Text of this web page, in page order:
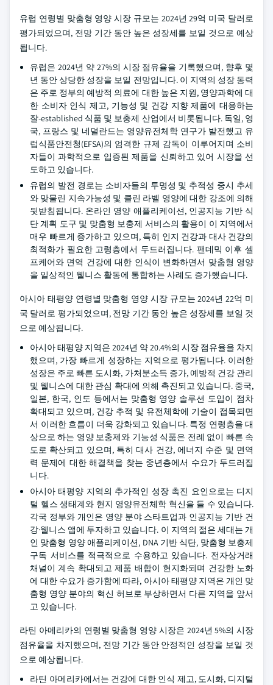
유럽 연령별 맞춤형 영양 시장 규모는 2024년 29억 미국 달러로
평가되었으며, 전망 기간 동안 높은 성장세를 보일 것으로 예상
됩니다.
유럽은 2024년 약 27%의 시장 점유율을 기록했으며, 향후 몇
년 동안 상당한 성장을 보일 전망입니다. 이 지역의 성장 동력
은 주로 정부의 예방적 의료에 대한 높은 지원, 영양과학에 대
한 소비자 인식 제고, 기능성 및 건강 지향 제품에 대응하는
잘-established 식품 및 보충제 산업에서 비롯됩니다. 독일, 영
국, 프랑스 및 네덜란드는 영양유전체학 연구가 발전했고 유
럽식품안전청(EFSA)의 엄격한 규제 감독이 이루어지며 소비
자들이 과학적으로 입증된 제품을 신뢰하고 있어 시장을 선
도하고 있습니다.
유럽의 발전 경로는 소비자들의 투명성 및 추적성 중시 추세
와 맞물린 지속가능성 및 클린 라벨 영양에 대한 강조에 의해
뒷받침됩니다. 온라인 영양 애플리케이션, 인공지능 기반 식
단 계획 도구 및 맞춤형 보충제 서비스의 활용이 이 지역에서
매우 빠르게 증가하고 있으며, 특히 인지 건강과 대사 건강의
최적화가 필요한 고령층에서 두드러집니다. 팬데믹 이후 셀
프케어와 면역 건강에 대한 인식이 변화하면서 맞춤형 영양
을 일상적인 웰니스 활동에 통합하는 사례도 증가했습니다.
아시아 태평양 연령별 맞춤형 영양 시장 규모는 2024년 22억 미
국 달러로 평가되었으며, 전망 기간 동안 높은 성장세를 보일 것
으로 예상됩니다.
아시아 태평양 지역은 2024년 약 20.4%의 시장 점유율을 차지
했으며, 가장 빠르게 성장하는 지역으로 평가됩니다. 이러한
성장은 주로 빠른 도시화, 가처분소득 증가, 예방적 건강 관리
및 웰니스에 대한 관심 확대에 의해 촉진되고 있습니다. 중국,
일본, 한국, 인도 등에서는 맞춤형 영양 솔루션 도입이 점차
확대되고 있으며, 건강 추적 및 유전체학에 기술이 접목되면
서 이러한 흐름이 더욱 강화되고 있습니다. 특정 연령층을 대
상으로 하는 영양 보충제와 기능성 식품은 전례 없이 빠른 속
도로 확산되고 있으며, 특히 대사 건강, 에너지 수준 및 면역
력 문제에 대한 해결책을 찾는 중년층에서 수요가 두드러집
니다.
아시아 태평양 지역의 추가적인 성장 촉진 요인으로는 디지
털 헬스 생태계와 현지 영양유전체학 혁신을 들 수 있습니다.
각국 정부와 개인은 영양 분야 스타트업과 인공지능 기반 건
강·웰니스 앱에 투자하고 있습니다. 이 지역의 젊은 세대는 개
인 맞춤형 영양 애플리케이션, DNA 기반 식단, 맞춤형 보충제
구독 서비스를 적극적으로 수용하고 있습니다. 전자상거래
채널이 계속 확대되고 제품 배합이 현지화되며 건강한 노화
에 대한 수요가 증가함에 따라, 아시아 태평양 지역은 개인 맞
춤형 영양 분야의 혁신 허브로 부상하면서 다른 지역을 앞서
고 있습니다.
라틴 아메리카의 연령별 맞춤형 영양 시장은 2024년 5%의 시장
점유율을 차지했으며, 전망 기간 동안 안정적인 성장을 보일 것
으로 예상됩니다.
라틴 아메리카에서는 건강에 대한 인식 제고, 도시화, 디지털